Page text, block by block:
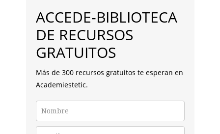
TRATAMIENTO
REALIZAR.
LATERAL
PRINCIPAL
ACCEDE-BIBLIOTECA
DE RECURSOS
GRATUITOS
Más de 300 recursos gratuitos te esperan en
Academiestetic.